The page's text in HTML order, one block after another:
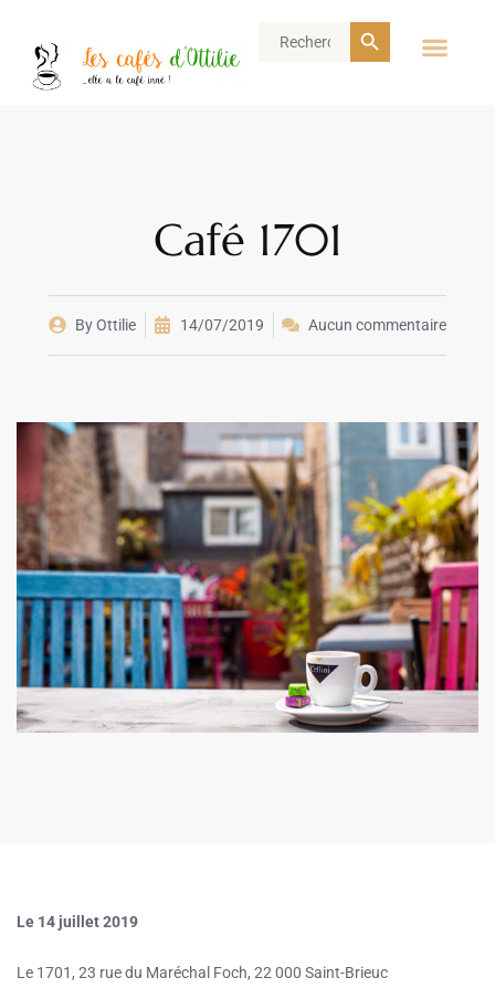
Search
Search Button
Café 1701
ByOttilie 14/07/2019 Aucun commentaire
Le 14 juillet 2019
Le 1701, 23 rue du Maréchal Foch, 22 000 Saint-Brieuc